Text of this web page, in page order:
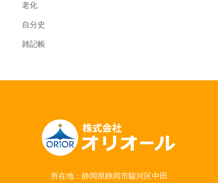
老化
自分史
雑記帳
所在地：静岡県静岡市駿河区中田